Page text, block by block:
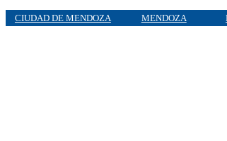
CIUDAD DE MENDOZA MENDOZA